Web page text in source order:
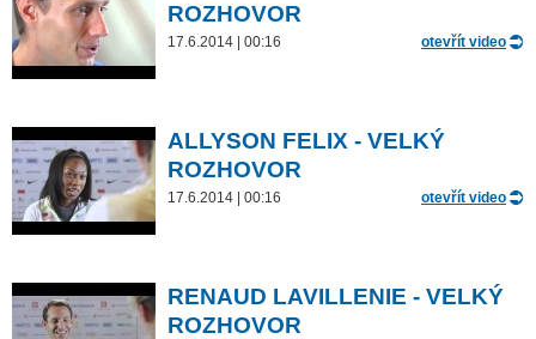
ROZHOVOR
17.6.2014 | 00:16 otevřít video
ALLYSON FELIX - VELKÝ
ROZHOVOR
17.6.2014 | 00:16 otevřít video
RENAUD LAVILLENIE - VELKÝ
ROZHOVOR